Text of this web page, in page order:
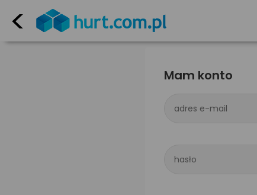
<
Mam konto
adres e-mail
hasło